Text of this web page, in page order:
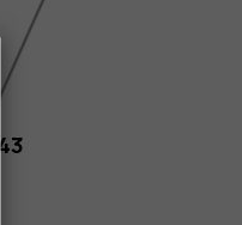
الهواتف الذكية
الهواتف
inch